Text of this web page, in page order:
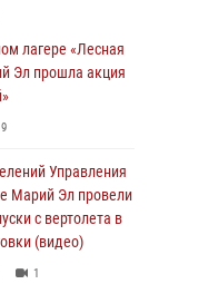
по
Нижнем
1
участие в
лагере «Лесная
Эл прошла акция
9
Управления
Марий Эл провели
с вертолета в
(видео)
1